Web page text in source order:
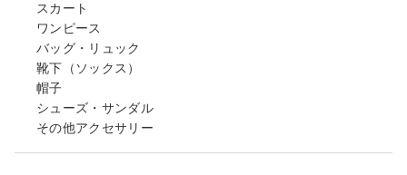
スカート
ワンピース
バッグ・リュック
靴下（ソックス）
帽子
シューズ・サンダル
その他アクセサリー